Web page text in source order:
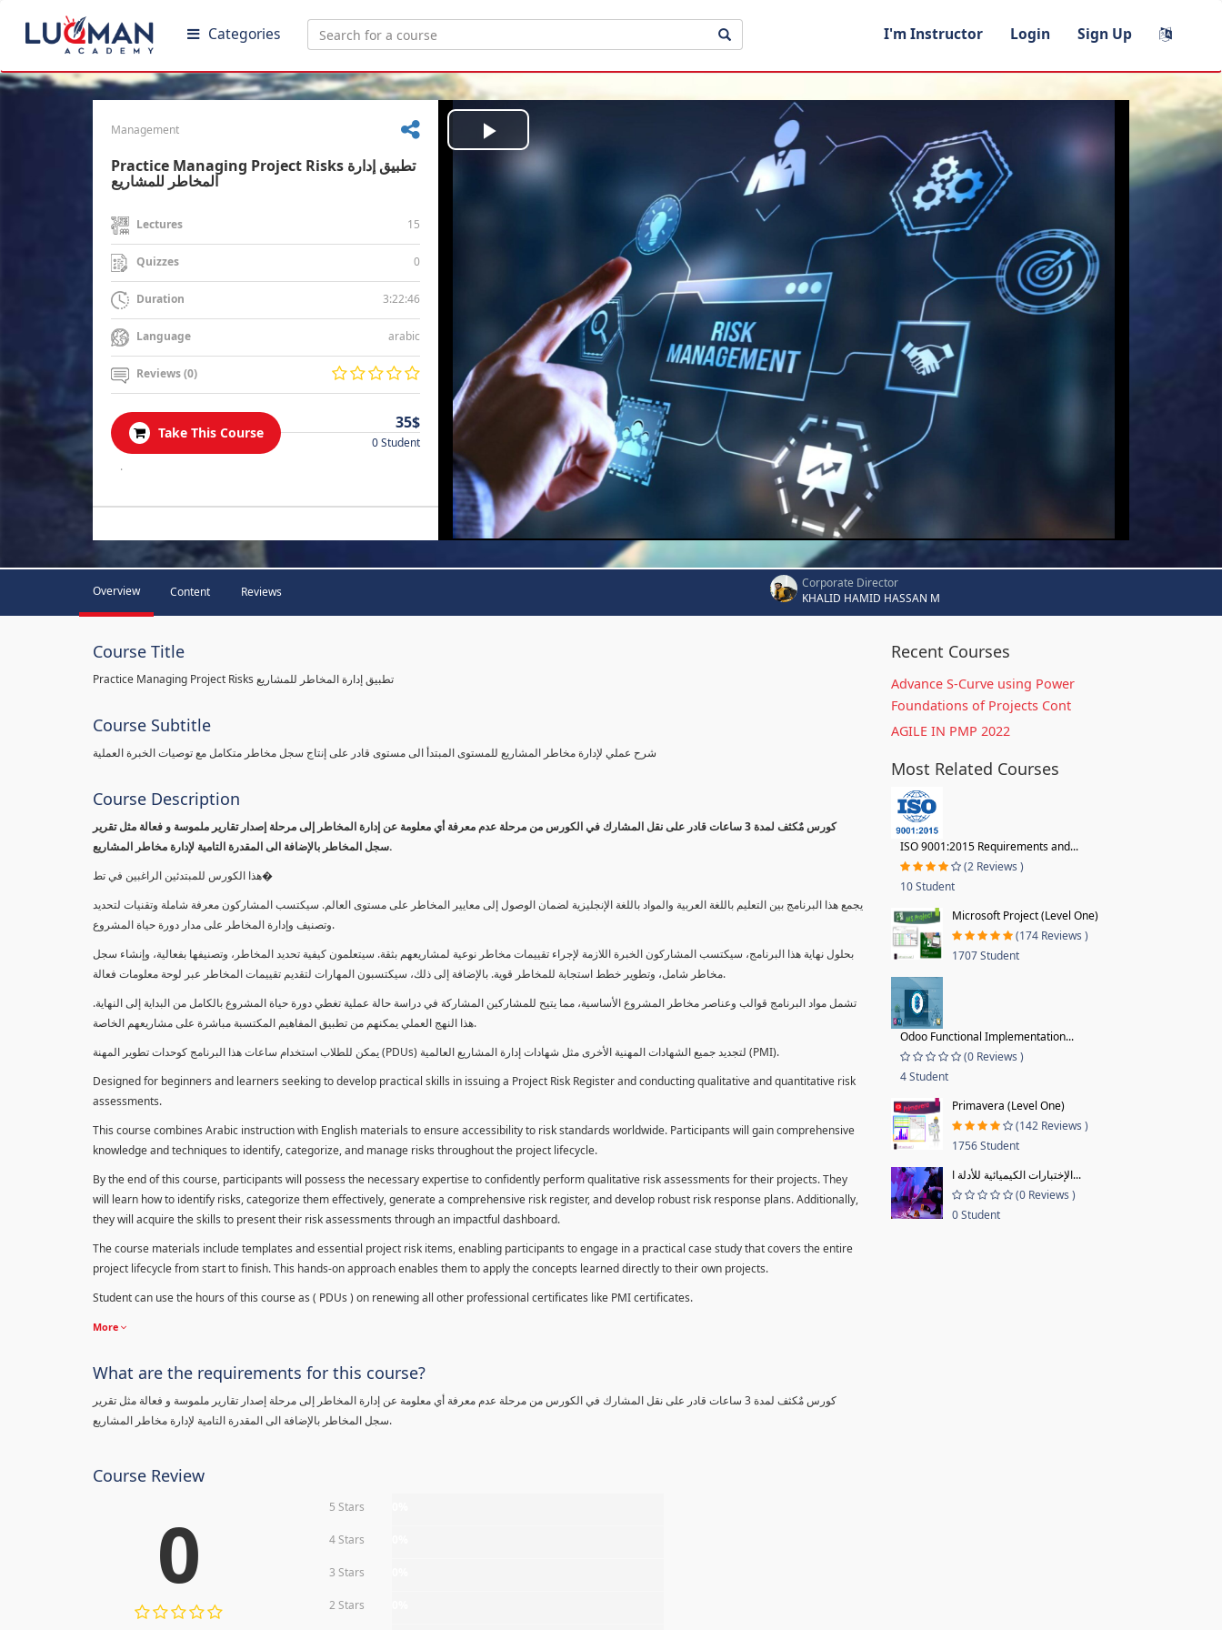
Categories I'm Instructor Login Sign Up
Management
Practice Managing Project Risks تطبيق إدارة
المخاطر للمشاريع
Lectures 15
Quizzes 0
Duration 3:22:46
Language arabic
Reviews (0)
Take This Course
35$
0 Student
.
Play
Video
Overview Content Reviews
Corporate Director
KHALID HAMID HASSAN M
Course Title
Practice Managing Project Risks تطبيق إدارة المخاطر للمشاريع
Course Subtitle
شرح عملي لإدارة مخاطر المشاريع للمستوى المبتدأ الى مستوى قادر على إنتاج سجل مخاطر متكامل مع توصيات الخبرة العملية
Course Description
كورس مٌكثف لمدة 3 ساعات قادر على نقل المشارك في الكورس من مرحلة عدم معرفة أي معلومة عن إدارة المخاطر إلى مرحلة إصدار تقارير ملموسة و فعالة مثل تقرير
سجل المخاطر بالإضافة الى المقدرة التامية لإدارة مخاطر المشاريع.
هذا الكورس للمبتدئين الراغبين في تط�
يجمع هذا البرنامج بين التعليم باللغة العربية والمواد باللغة الإنجليزية لضمان الوصول إلى معايير المخاطر على مستوى العالم. سيكتسب المشاركون معرفة شاملة وتقنيات لتحديد
وتصنيف وإدارة المخاطر على مدار دورة حياة المشروع.
بحلول نهاية هذا البرنامج، سيكتسب المشاركون الخبرة اللازمة لإجراء تقييمات مخاطر نوعية لمشاريعهم بثقة. سيتعلمون كيفية تحديد المخاطر، وتصنيفها بفعالية، وإنشاء سجل
مخاطر شامل، وتطوير خطط استجابة للمخاطر قوية. بالإضافة إلى ذلك، سيكتسبون المهارات لتقديم تقييمات المخاطر عبر لوحة معلومات فعالة.
تشمل مواد البرنامج قوالب وعناصر مخاطر المشروع الأساسية، مما يتيح للمشاركين المشاركة في دراسة حالة عملية تغطي دورة حياة المشروع بالكامل من البداية إلى النهاية.
هذا النهج العملي يمكنهم من تطبيق المفاهيم المكتسبة مباشرة على مشاريعهم الخاصة.
يمكن للطلاب استخدام ساعات هذا البرنامج كوحدات تطوير المهنة (PDUs) لتجديد جميع الشهادات المهنية الأخرى مثل شهادات إدارة المشاريع العالمية (PMI).
Designed for beginners and learners seeking to develop practical skills in issuing a Project Risk Register and conducting qualitative and quantitative risk
assessments.
This course combines Arabic instruction with English materials to ensure accessibility to risk standards worldwide. Participants will gain comprehensive
knowledge and techniques to identify, categorize, and manage risks throughout the project lifecycle.
By the end of this course, participants will possess the necessary expertise to confidently perform qualitative risk assessments for their projects. They
will learn how to identify risks, categorize them effectively, generate a comprehensive risk register, and develop robust risk response plans. Additionally,
they will acquire the skills to present their risk assessments through an impactful dashboard.
The course materials include templates and essential project risk items, enabling participants to engage in a practical case study that covers the entire
project lifecycle from start to finish. This hands-on approach enables them to apply the concepts learned directly to their own projects.
Student can use the hours of this course as ( PDUs ) on renewing all other professional certificates like PMI certificates.
More
What are the requirements for this course?
كورس مٌكثف لمدة 3 ساعات قادر على نقل المشارك في الكورس من مرحلة عدم معرفة أي معلومة عن إدارة المخاطر إلى مرحلة إصدار تقارير ملموسة و فعالة مثل تقرير
سجل المخاطر بالإضافة الى المقدرة التامية لإدارة مخاطر المشاريع.
Course Review
0 5 Stars
4 Stars
3 Stars
2 Stars
Recent Courses
Advance S-Curve using Power
Foundations of Projects Cont
AGILE IN PMP 2022
Most Related Courses
ISO 9001:2015 Requirements and...
(2 Reviews )
10 Student
Microsoft Project (Level One)
(174 Reviews )
1707 Student
Odoo Functional Implementation...
(0 Reviews )
4 Student
Primavera (Level One)
(142 Reviews )
1756 Student
الإختبارات الكيميائية للأدلة ا...
(0 Reviews )
0 Student